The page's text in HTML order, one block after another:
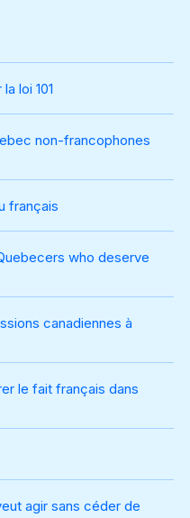
loi 101
non-francophones
français
who deserve
canadiennes à
le fait français dans
agir sans céder de